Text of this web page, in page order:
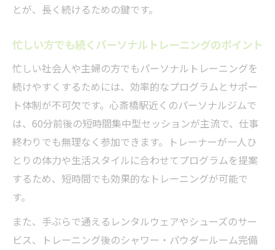
とが、長く続けるための鍵です。
忙しい方でも続くパーソナルトレーニングのポイント
忙しい社会人や主婦の方でもパーソナルトレーニングを
続けやすくするためには、効率的なプログラムとサポー
ト体制が不可欠です。心斎橋駅近くのパーソナルジムで
は、60分前後の短時間集中型セッションが主流で、仕事
終わりでも無理なく参加できます。トレーナーが一人ひ
とりの体力や生活スタイルに合わせてプログラムを提案
するため、短時間でも効果的なトレーニングが可能で
す。
また、手ぶらで通えるレンタルウェアやシューズのサー
ビス、トレーニング後のシャワー・パウダールーム完備